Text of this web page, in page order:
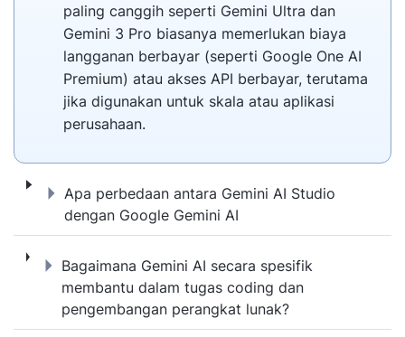
paling canggih seperti Gemini Ultra dan
Gemini 3 Pro biasanya memerlukan biaya
langganan berbayar (seperti Google One AI
Premium) atau akses API berbayar, terutama
jika digunakan untuk skala atau aplikasi
perusahaan.
Apa perbedaan antara Gemini AI Studio
dengan Google Gemini AI
Apa perbedaan antara Gemini AI Studio
Bagaimana Gemini AI secara spesifik
membantu dalam tugas coding dan
pengembangan perangkat lunak?
Bagaimana Gemini AI secara spesifik